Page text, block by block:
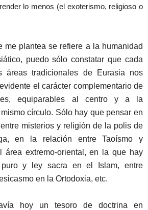
lo menos (el exoterismo, religioso o
me plantea se refiere a la humanidad
puedo sólo constatar que cada
áreas tradicionales de Eurasia nos
el carácter complementario de
equiparables al centro y a la
círculo. Sólo hay que pensar en
misterios y religión de la polis de
en la relación entre Taoísmo y
área extremo-oriental, en la que hay
puro y ley sacra en el Islam, entre
en la Ortodoxia, etc.
hoy un tesoro de doctrina en